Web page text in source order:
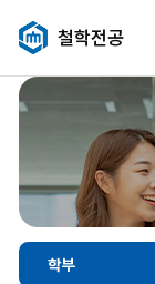
철학전공
학부